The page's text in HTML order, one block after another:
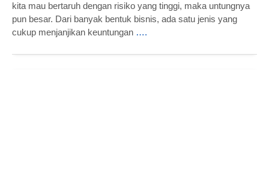
kita mau bertaruh dengan risiko yang tinggi, maka untungnya
pun besar. Dari banyak bentuk bisnis, ada satu jenis yang
cukup menjanjikan keuntungan ….